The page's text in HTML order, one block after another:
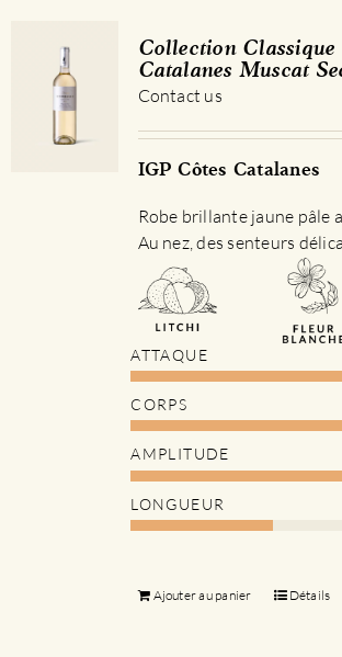
Collection
Catalanes Muscat
Contact us
IGP Côtes Catalanes
Robe brillante jaune pâle
Au nez, des senteurs
ATTAQUE
CORPS
AMPLITUDE
LONGUEUR
Ajouter au panier Détails